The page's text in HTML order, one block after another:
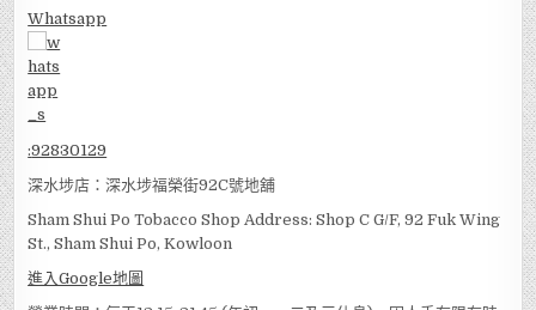
Whatsapp
:92830129
深水埗店：深水埗福榮街92C號地舖
Sham Shui Po Tobacco Shop Address: Shop C G/F, 92 Fuk Wing
St., Sham Shui Po, Kowloon
進入Google地圖